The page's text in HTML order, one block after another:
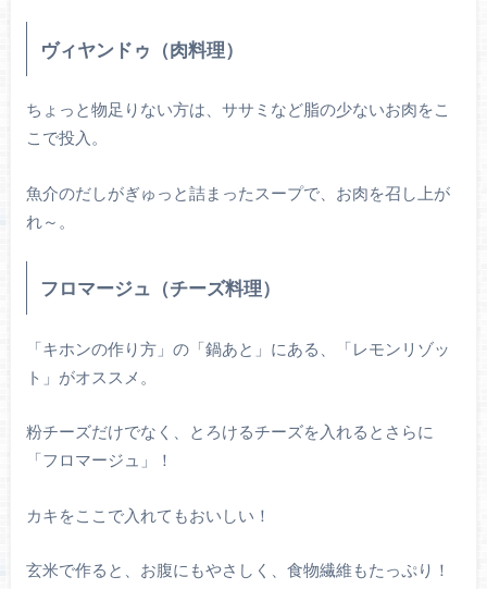
ヴィヤンドゥ（肉料理）
ちょっと物足りない方は、ササミなど脂の少ないお肉をこ
こで投入。
魚介のだしがぎゅっと詰まったスープで、お肉を召し上が
れ～。
フロマージュ（チーズ料理）
「キホンの作り方」の「鍋あと」にある、「レモンリゾッ
ト」がオススメ。
粉チーズだけでなく、とろけるチーズを入れるとさらに
「フロマージュ」！
カキをここで入れてもおいしい！
玄米で作ると、お腹にもやさしく、食物繊維もたっぷり！